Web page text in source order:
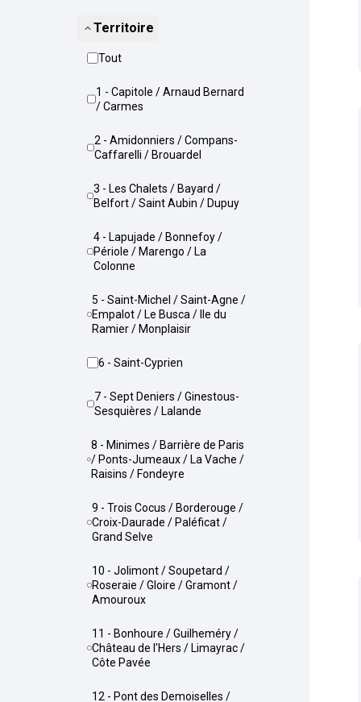
Territoire
Tout
1 - Capitole / Arnaud Bernard
/ Carmes
2 - Amidonniers / Compans-
Caffarelli / Brouardel
3 - Les Chalets / Bayard /
Belfort / Saint Aubin / Dupuy
4 - Lapujade / Bonnefoy /
Périole / Marengo / La
Colonne
5 - Saint-Michel / Saint-Agne /
Empalot / Le Busca / Ile du
Ramier / Monplaisir
6 - Saint-Cyprien
7 - Sept Deniers / Ginestous-
Sesquières / Lalande
8 - Minimes / Barrière de Paris
/ Ponts-Jumeaux / La Vache /
Raisins / Fondeyre
9 - Trois Cocus / Borderouge /
Croix-Daurade / Paléficat /
Grand Selve
10 - Jolimont / Soupetard /
Roseraie / Gloire / Gramont /
Amouroux
11 - Bonhoure / Guilheméry /
Château de l'Hers / Limayrac /
Côte Pavée
12 - Pont des Demoiselles /